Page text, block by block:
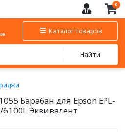
0
Каталог товаров
Найти
EPSON
Барабан для Epson EPL-
Эквивалент